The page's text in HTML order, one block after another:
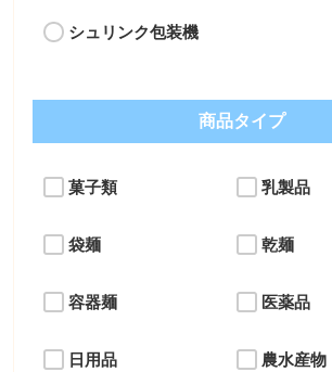
シュリンク包装機
商品タイプ
菓子類 乳製品
袋麺 乾麺
容器麺 医薬品
日用品 農水産物